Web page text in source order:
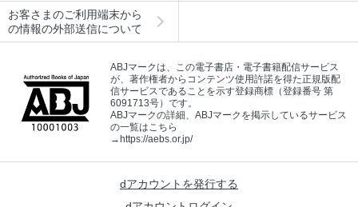
お客さまのご利用端末から
の情報の外部送信について
ABJマークは、この電子書店・電子書籍配信サービス
が、著作権者からコンテンツ使用許諾を得た正規版配
信サービスであることを示す登録商標（登録番号 第
6091713号）です。
ABJマークの詳細、ABJマークを掲示しているサービス
の一覧はこちら
→https://aebs.or.jp/
dアカウントを発行する